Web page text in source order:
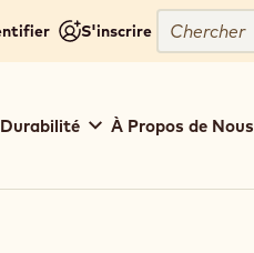
S'inscrire
Chercher
Durabilité À Propos de Nous